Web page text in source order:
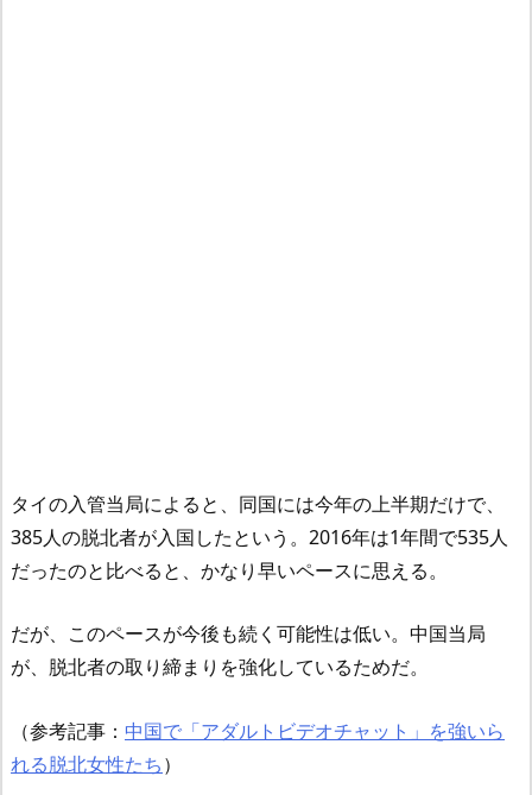
タイの入管当局によると、同国には今年の上半期だけで、
385人の脱北者が入国したという。2016年は1年間で535人
だったのと比べると、かなり早いペースに思える。
だが、このペースが今後も続く可能性は低い。中国当局
が、脱北者の取り締まりを強化しているためだ。
（参考記事： 中国で「アダルトビデオチャット」を強いら
れる脱北女性たち）